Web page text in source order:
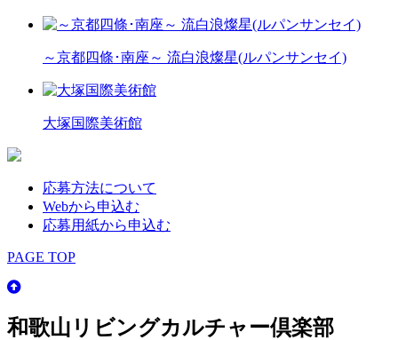
～京都四條･南座～ 流白浪燦星(ルパンサンセイ)
大塚国際美術館
応募方法について
Webから申込む
応募用紙から申込む
PAGE TOP
和歌山リビングカルチャー倶楽部